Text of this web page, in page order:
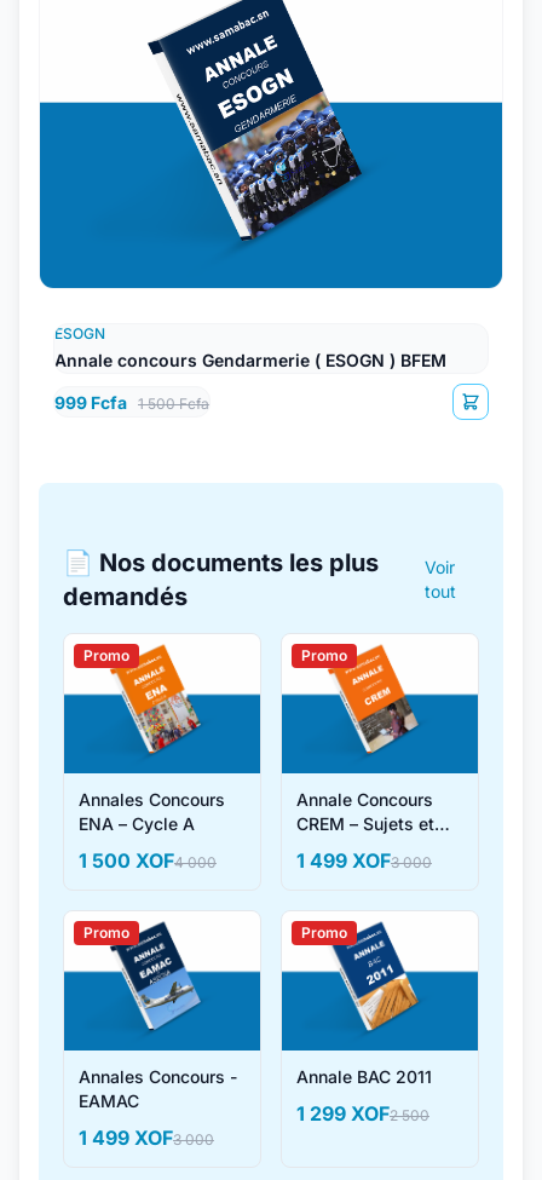
ESOGN
Annale concours Gendarmerie ( ESOGN ) BFEM
999 Fcfa 1 500 Fcfa
📄 Nos documents les plus
demandés
Voir
tout
Promo
Annales Concours
ENA – Cycle A
1 500 XOF4 000
Promo
Annale Concours
CREM – Sujets et
1 499 XOF3 000
Promo
Annales Concours -
EAMAC
1 499 XOF3 000
Promo
Annale BAC 2011
1 299 XOF2 500